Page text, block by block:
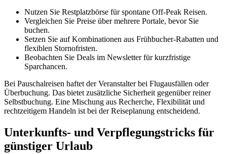
Nutzen Sie Restplatzbörse für spontane Off-Peak Reisen.
Vergleichen Sie Preise über mehrere Portale, bevor Sie
buchen.
Setzen Sie auf Kombinationen aus Frühbucher-Rabatten und
flexiblen Stornofristen.
Beobachten Sie Deals im Newsletter für kurzfristige
Sparchancen.
Bei Pauschalreisen haftet der Veranstalter bei Flugausfällen oder
Überbuchung. Das bietet zusätzliche Sicherheit gegenüber reiner
Selbstbuchung. Eine Mischung aus Recherche, Flexibilität und
rechtzeitigem Handeln ist bei der Reiseplanung entscheidend.
Unterkunfts- und Verpflegungstricks für
günstiger Urlaub